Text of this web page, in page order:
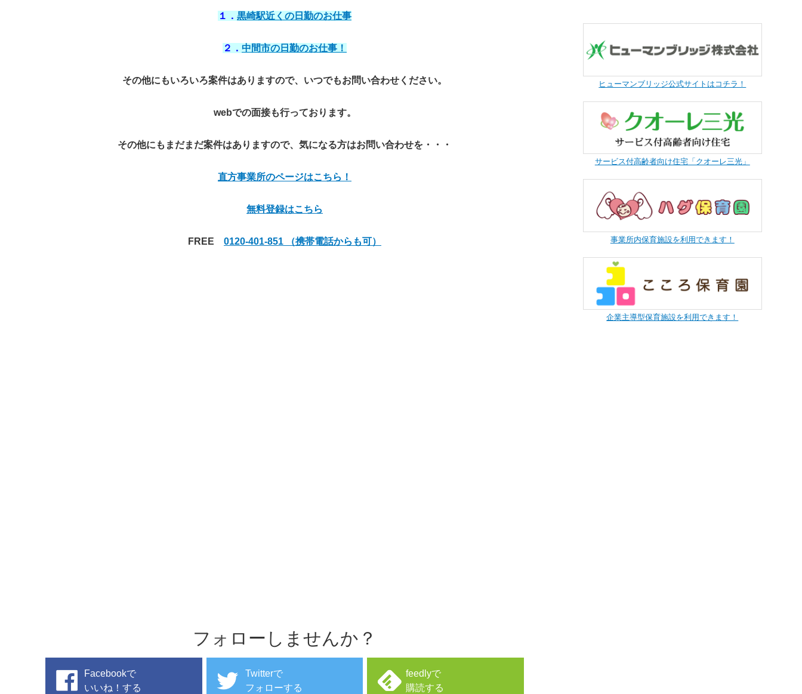
１． 黒崎駅近くの日勤のお仕事
２． 中間市の日勤のお仕事！
その他にもいろいろ案件はありますので、いつでもお問い合わせください。
webでの面接も行っております。
その他にもまだまだ案件はありますので、気になる方はお問い合わせを・・・
直方事業所のページはこちら！
無料登録はこちら
FREE 0120-401-851 （携帯電話からも可）
フォローしませんか？
Facebookで
いいね！する
Twitterで
フォローする
feedlyで
購読する
ヒューマンブリッジ公式サイトはコチラ！
サービス付高齢者向け住宅「クオーレ三光」
事業所内保育施設を利用できます！
企業主導型保育施設を利用できます！